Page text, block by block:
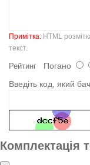
Примітка: HTML
текст.
Рейтинг Погано
Введіть код, який
Комплектація